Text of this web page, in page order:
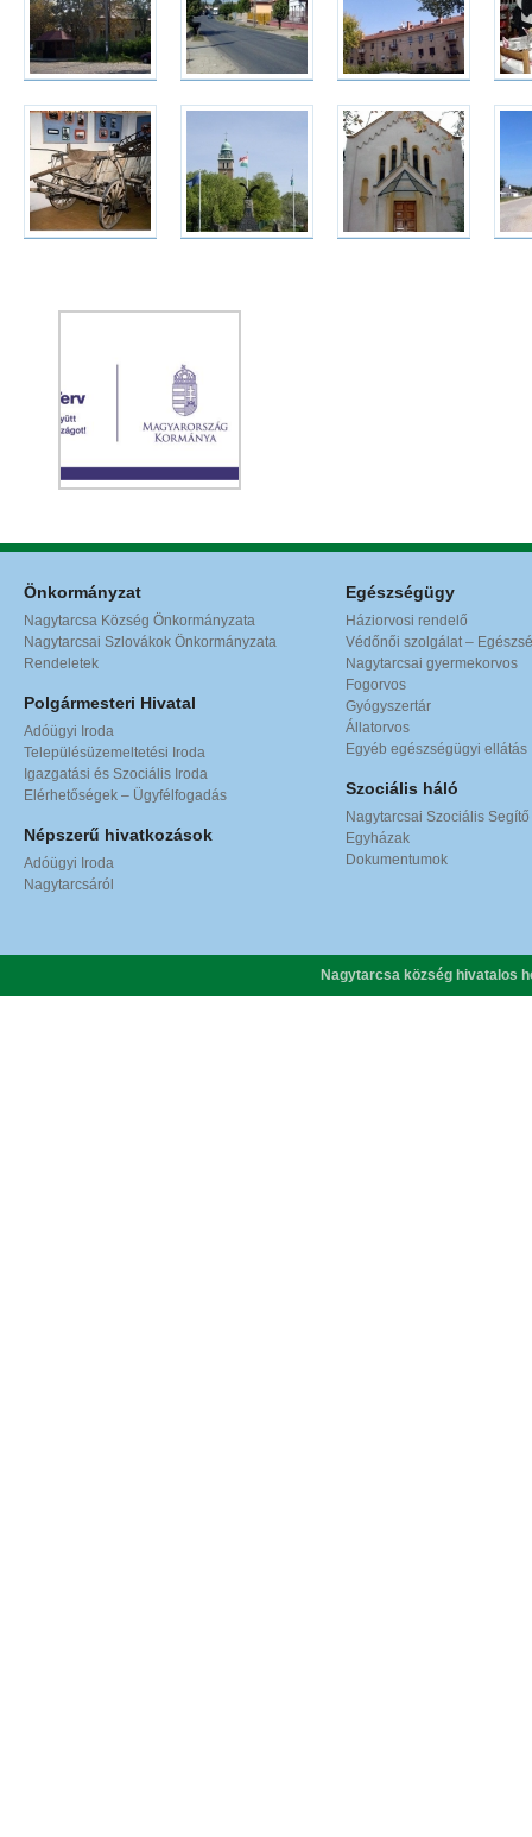
Önkormányzat
Nagytarcsa Község Önkormányzata
Nagytarcsai Szlovákok Önkormányzata
Rendeletek
Polgármesteri Hivatal
Adóügyi Iroda
Településüzemeltetési Iroda
Igazgatási és Szociális Iroda
Elérhetőségek – Ügyfélfogadás
Népszerű hivatkozások
Adóügyi Iroda
Nagytarcsáról
Egészségügy
Háziorvosi rendelő
Védőnői szolgálat –
Nagytarcsai gyermekorvos
Fogorvos
Gyógyszertár
Állatorvos
Egyéb egészségügyi ellátás
Szociális háló
Nagytarcsai Szociális
Egyházak
Dokumentumok
Nagytarcsa község hivatalos